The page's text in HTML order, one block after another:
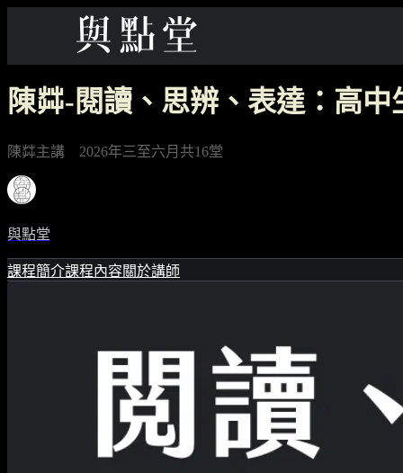
陳茻-閱讀、思辨、表達：高
陳茻主講 2026年三至六月共16堂
與點堂
課程簡介課程內容關於講師